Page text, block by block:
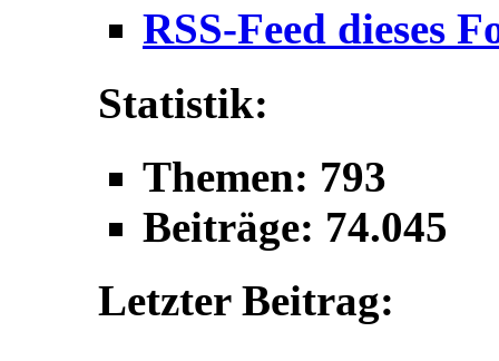
RSS-Feed dieses
Statistik:
Themen: 793
Beiträge: 74.045
Letzter Beitrag: